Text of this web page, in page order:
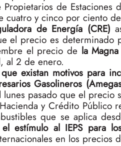
de
cuatro y cinco por ciento
de Energía (CRE)
el precio es
el precio de la
al 2 de enero.
existan motivos para
Gasolineros
pasado que el precio
y Crédito Público
que se aplica
el estímulo al IEPS para
en los precios